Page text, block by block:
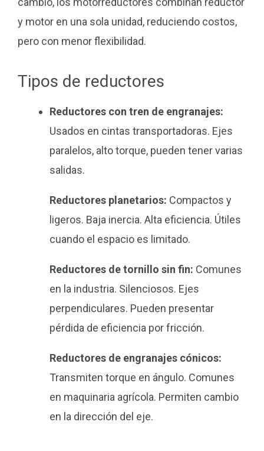
y motor en una sola unidad, reduciendo costos,
pero con menor flexibilidad.
Tipos de reductores
Reductores con tren de engranajes:
Usados en cintas transportadoras. Ejes
paralelos, alto torque, pueden tener varias
salidas.
Reductores planetarios: Compactos y
ligeros. Baja inercia. Alta eficiencia. Útiles
cuando el espacio es limitado.
Reductores de tornillo sin fin: Comunes
en la industria. Silenciosos. Ejes
perpendiculares. Pueden presentar
pérdida de eficiencia por fricción.
Reductores de engranajes cónicos:
Transmiten torque en ángulo. Comunes
en maquinaria agrícola. Permiten cambio
en la dirección del eje.